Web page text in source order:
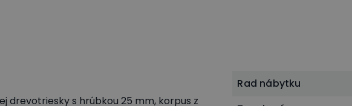
drevotriesky s hrúbkou 25 mm, korpus z
Rad nábytku